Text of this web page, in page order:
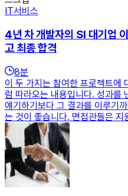
IT서비스
4년 차 개발자의 SI 대기업
고 최종 합격
8분
이 두 가지는 참여한 프로젝트에
럼 따라오는 내용입니다. 성과를
얘기하기보다 그 결과를 이루기
는 것이 좋습니다. 면접관들은 지